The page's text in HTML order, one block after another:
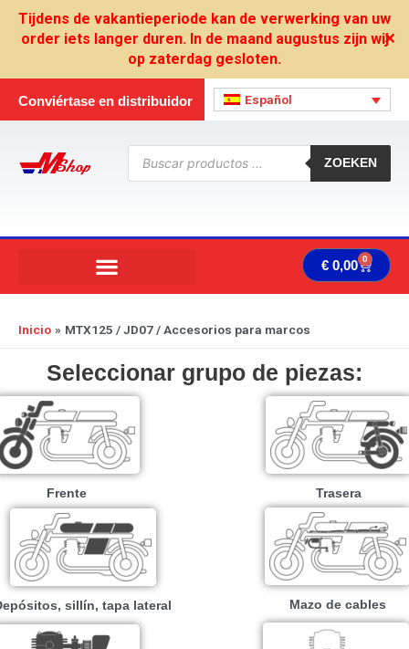
Tijdens de vakantieperiode kan de verwerking van uw
order iets langer duren. In de maand augustus zijn wij
op zaterdag gesloten.
✕
Conviértase en distribuidor Español
Búsqueda
productos
ZOEKEN
€ 0,00 0
Inicio MTX125 / JD07 / Accesorios para marcos
Seleccionar grupo de piezas:
Frente Trasera
sillín, tapa lateral Mazo de cables